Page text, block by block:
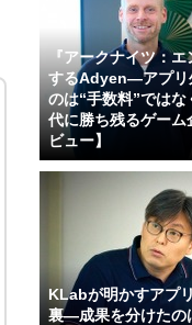
『アークナイツ：
するAdyen―アプリ
のは“手数料”では
代に勝ち残るゲーム
ビュー】
KLabが明かすアプ
裏―成果を分けたの